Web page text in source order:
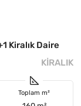
Kiralık Daire
KIRALIK
Toplam m²